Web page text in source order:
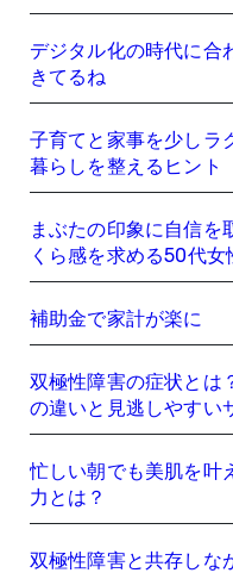
デジタル化の時代に合
きてるね
子育てと家事を少しラ
暮らしを整えるヒント
まぶたの印象に自信を
くら感を求める50代女
補助金で家計が楽に
双極性障害の症状とは
の違いと見逃しやすい
忙しい朝でも美肌を叶
力とは？
双極性障害と共存しな